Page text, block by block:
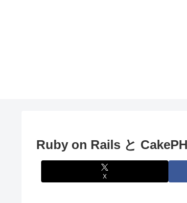
Ruby on Rails と
X